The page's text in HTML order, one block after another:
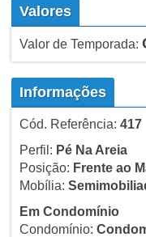
Valores
Valor de Temporada:
Informações
Cód. Referência: 417
Perfil: Pé Na Areia
Posição: Frente ao
Mobília:
Em Condomínio
Condomínio: